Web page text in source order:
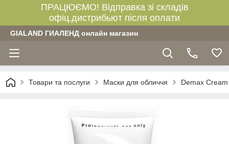
ПРАЦЮЄМО! Відправка зі складів
офіц.дистрибьют після оплати
GIALAND ГИАЛЕНД онлайн магазин
Товари та послуги Маски для обличчя Demax